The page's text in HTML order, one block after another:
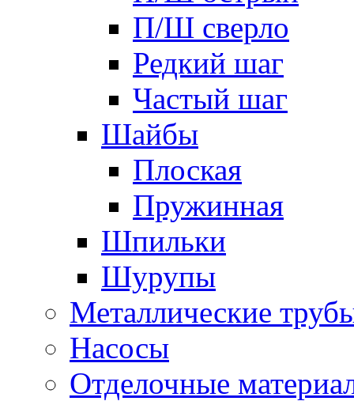
П/Ш сверло
Редкий шаг
Частый шаг
Шайбы
Плоская
Пружинная
Шпильки
Шурупы
Металлические
Насосы
Отделочные